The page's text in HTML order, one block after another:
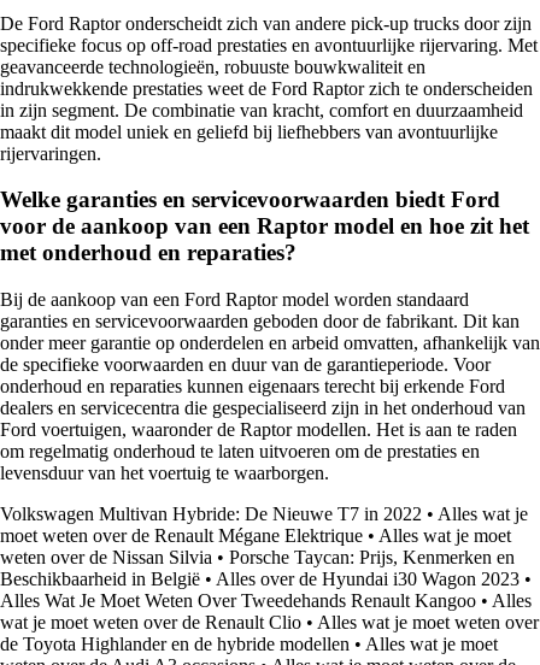
De Ford Raptor onderscheidt zich van andere pick-up trucks door zijn
specifieke focus op off-road prestaties en avontuurlijke rijervaring. Met
geavanceerde technologieën, robuuste bouwkwaliteit en
indrukwekkende prestaties weet de Ford Raptor zich te onderscheiden
in zijn segment. De combinatie van kracht, comfort en duurzaamheid
maakt dit model uniek en geliefd bij liefhebbers van avontuurlijke
rijervaringen.
Welke garanties en servicevoorwaarden biedt Ford
voor de aankoop van een Raptor model en hoe zit het
met onderhoud en reparaties?
Bij de aankoop van een Ford Raptor model worden standaard
garanties en servicevoorwaarden geboden door de fabrikant. Dit kan
onder meer garantie op onderdelen en arbeid omvatten, afhankelijk van
de specifieke voorwaarden en duur van de garantieperiode. Voor
onderhoud en reparaties kunnen eigenaars terecht bij erkende Ford
dealers en servicecentra die gespecialiseerd zijn in het onderhoud van
Ford voertuigen, waaronder de Raptor modellen. Het is aan te raden
om regelmatig onderhoud te laten uitvoeren om de prestaties en
levensduur van het voertuig te waarborgen.
Volkswagen Multivan Hybride: De Nieuwe T7 in 2022 • Alles wat je
moet weten over de Renault Mégane Elektrique • Alles wat je moet
weten over de Nissan Silvia • Porsche Taycan: Prijs, Kenmerken en
Beschikbaarheid in België • Alles over de Hyundai i30 Wagon 2023 •
Alles Wat Je Moet Weten Over Tweedehands Renault Kangoo • Alles
wat je moet weten over de Renault Clio • Alles wat je moet weten over
de Toyota Highlander en de hybride modellen • Alles wat je moet